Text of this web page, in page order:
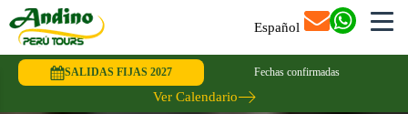
Español
SALIDAS FIJAS 2027 Fechas confirmadas
Ver Calendario